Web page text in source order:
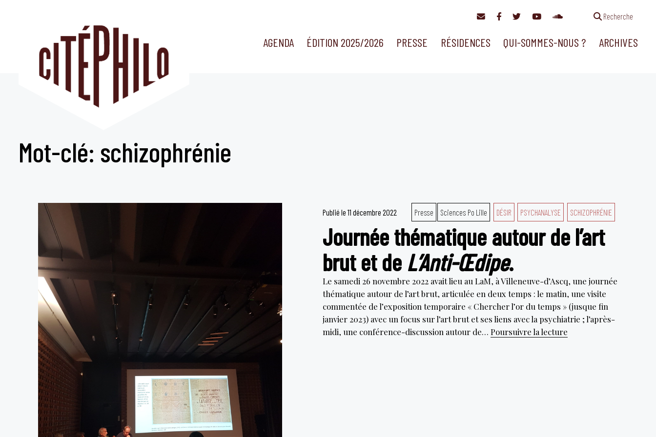
Recherche
AGENDA ÉDITION 2025/2026 PRESSE RÉSIDENCES QUI-SOMMES-NOUS ? ARCHIVES
Mot-clé: schizophrénie
Publié le 11 décembre 2022 Presse Sciences Po Lille DÉSIR PSYCHANALYSE SCHIZOPHRÉNIE
Journée thématique autour de l’art
brut et de L’Anti-Œdipe.
Le samedi 26 novembre 2022 avait lieu au LaM, à Villeneuve-d’Ascq, une journée
thématique autour de l’art brut, articulée en deux temps : le matin, une visite
commentée de l’exposition temporaire « Chercher l’or du temps » (jusque fin
janvier 2023) avec un focus sur l’art brut et ses liens avec la psychiatrie ; l’après-
midi, une conférence-discussion autour de… Poursuivre la lectureJournée